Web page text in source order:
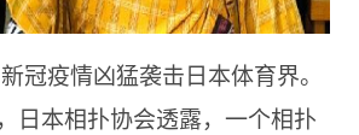
冠疫情凶猛袭击日本体育界。
日本相扑协会透露，一个相扑